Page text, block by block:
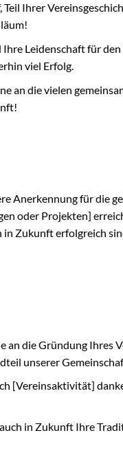
Ihrer
Leidenschaft für
viel Erfolg.
an die vielen
Anerkennung für die
oder Projekten]
in Zukunft erfolgreich
die Gründung Ihres
unserer
[Vereinsaktivität]
in Zukunft Ihre